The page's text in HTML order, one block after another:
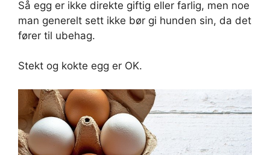
Så egg er ikke direkte giftig eller farlig, men noe
man generelt sett ikke bør gi hunden sin, da det
fører til ubehag.
Stekt og kokte egg er OK.